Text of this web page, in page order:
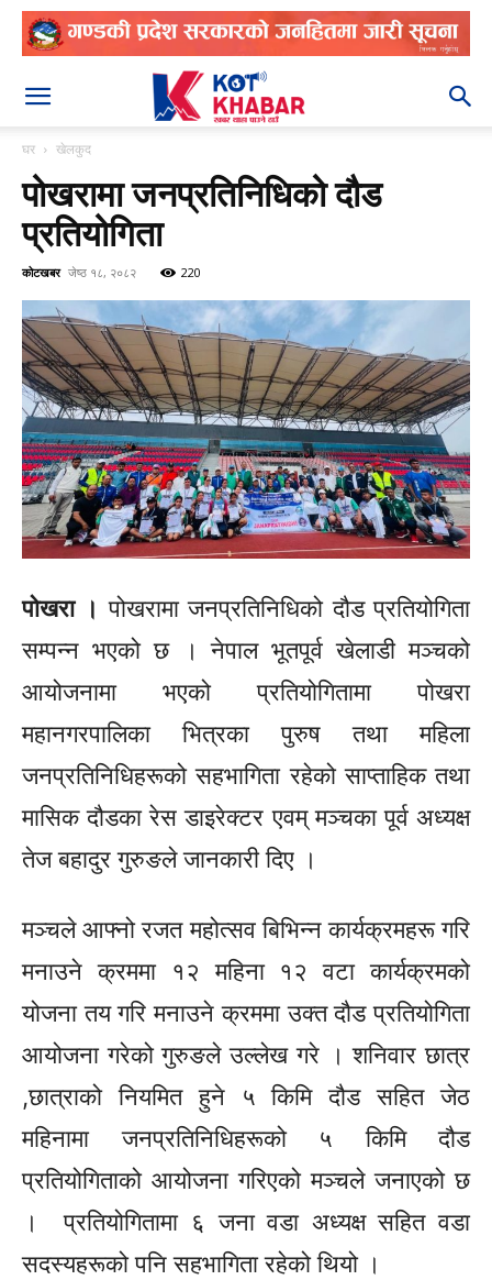
घर खेलकुद
पोखरामा जनप्रतिनिधिको दौड
प्रतियोगिता
कोटखबर जेष्ठ १८, २०८२ 220
पोखरा । पोखरामाजनप्रतिनिधिकोदौड प्रतियोगिता
सम्पन्न भएको छ । नेपाल भूतपूर्वखेलाडीमञ्चको
आयोजनामा भएको प्रतियोगितामा पोखरा
महानगरपालिकाभित्रका पुरुष तथा महिला
जनप्रतिनिधिहरूकोसहभागिता रहेको साप्ताहिक तथा
मासिक दौडका रेस डाइरेक्टरएवम्मञ्चका पूर्वअध्यक्ष
तेज बहादुर गुरुङले जानकारी दिए ।
मञ्चले आफ्नो रजत महोत्सव बिभिन्नकार्यक्रमहरूगरि
मनाउने क्रममा १२ महिना १२ वटा कार्यक्रमको
योजना तय गरि मनाउने क्रममा उक्त दौड प्रतियोगिता
आयोजना गरेको गुरुङले उल्लेख गरे । शनिवार छात्र
,छात्राको नियमित हुने ५ किमि दौड सहित जेठ
महिनामाजनप्रतिनिधिहरूको५ किमि दौड
प्रतियोगिताको आयोजना गरिएको मञ्चले जनाएको छ
। प्रतियोगितामा ६ जना वडा अध्यक्ष सहित वडा
सदस्यहरूकोपनि सहभागिता रहेको थियो ।